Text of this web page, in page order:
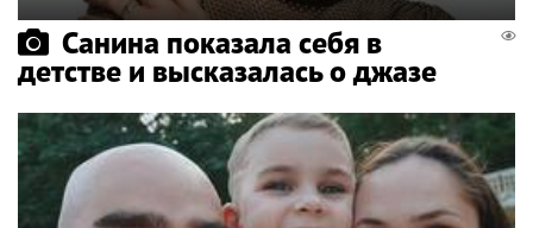
Санина показала себя в
детстве и высказалась о джазе